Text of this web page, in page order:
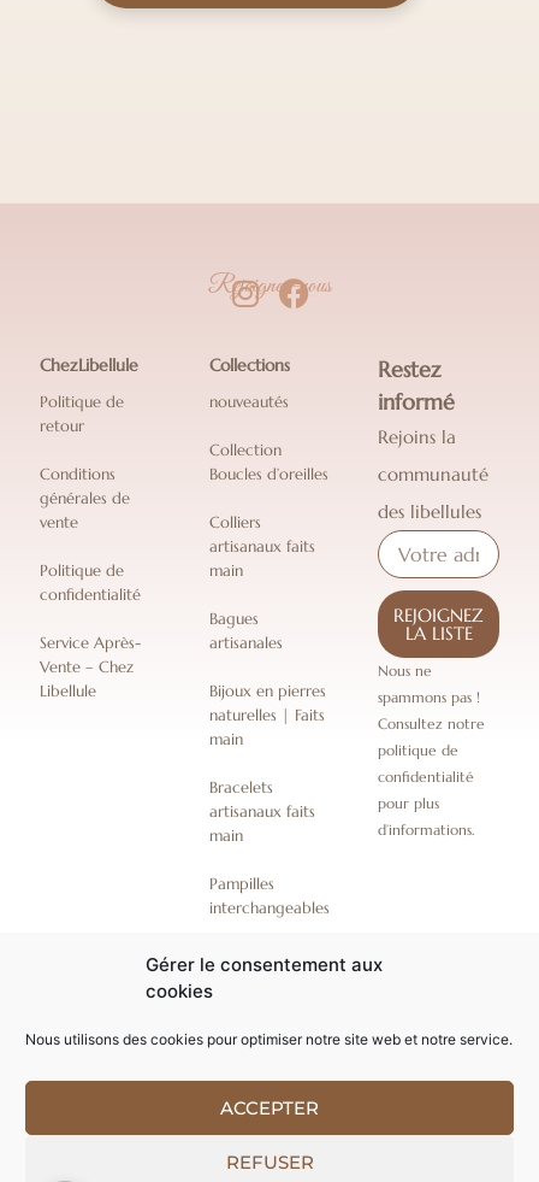
Gérer le consentement aux
cookies
Nous utilisons des cookies pour optimiser notre site web et notre service.
ACCEPTER
REFUSER
Rejoignez-nous
ChezLibellule
Politique de
retour
Conditions
générales de
vente
Politique de
confidentialité
Service Après-
Vente – Chez
Libellule
Collections
nouveautés
Collection
Boucles d’oreilles
Colliers
artisanaux faits
main
Bagues
artisanales
Bijoux en pierres
naturelles | Faits
main
Bracelets
artisanaux faits
main
Pampilles
interchangeables
Coffrets bijoux
cadeaux
Restez
informé
Rejoins la
communauté
des libellules
REJOIGNEZ
LA LISTE
Nous ne
spammons pas !
Consultez notre
politique de
confidentialité
pour plus
d’informations.
Conception par Softgroup